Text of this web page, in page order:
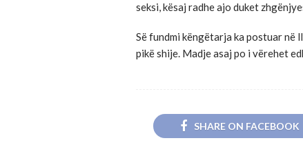
seksi, kësaj radhe ajo duket
Së fundmi këngëtarja ka postuar në
pikë shije. Madje asaj po i vërehet
SHARE ON FACEBOOK